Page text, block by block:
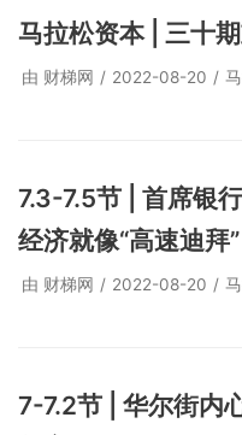
马拉松资本 | 三十
由 财梯网 2022-08-20
7.3-7.5节 | 首席银
经济就像“高速迪拜”
由 财梯网 2022-08-20
7-7.2节 | 华尔街内